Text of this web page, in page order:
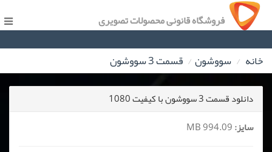
فروشگاه قانونی محصولات تصویری
خانه سووشون قسمت 3 سووشون
دانلود قسمت 3 سووشون با کیفیت 1080
سایز: